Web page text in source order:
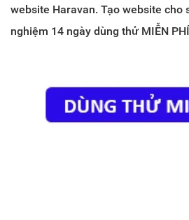
website Haravan. Tạo website cho
nghiệm 14 ngày dùng thử MIỄN